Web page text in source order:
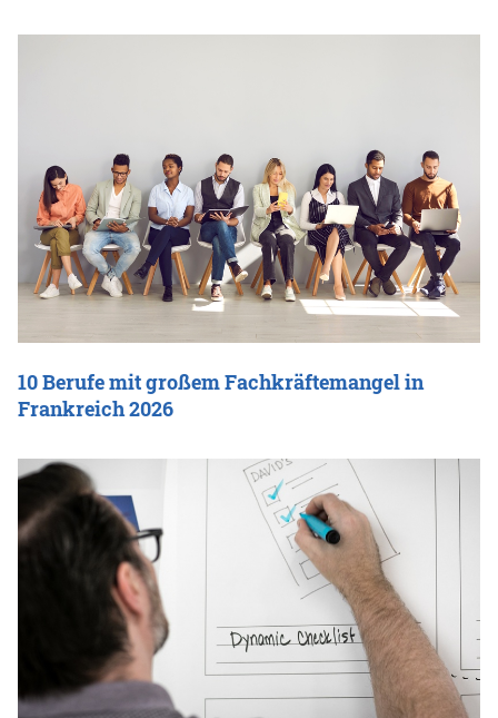
10 Berufe mit großem Fachkräftemangel in
Frankreich 2026